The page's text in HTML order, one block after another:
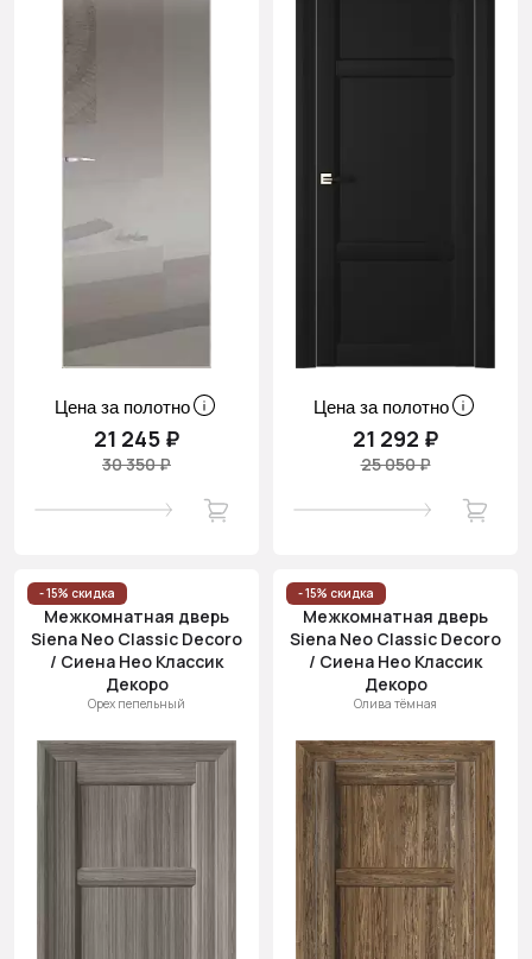
Цена за полотно
21 245 ₽
30 350 ₽
Цена за полотно
21 292 ₽
25 050 ₽
- 15% скидка
Межкомнатная дверь
Siena Neo Classic Decoro
/ Сиена Нео Классик
Декоро
Орех пепельный
- 15% скидка
Межкомнатная дверь
Siena Neo Classic Decoro
/ Сиена Нео Классик
Декоро
Олива тёмная